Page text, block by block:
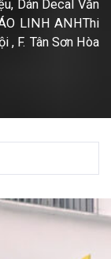
Dán Decal Văn
LINH ANHThi
, F. Tân Sơn Hòa